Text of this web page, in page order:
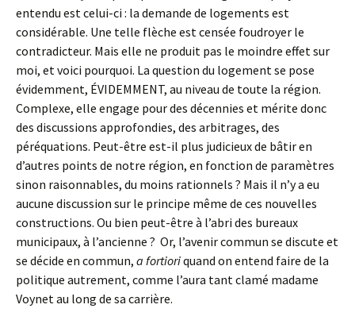
entendu est celui-ci : la demande de logements est
considérable. Une telle flèche est censée foudroyer le
contradicteur. Mais elle ne produit pas le moindre effet sur
moi, et voici pourquoi. La question du logement se pose
évidemment, ÉVIDEMMENT, au niveau de toute la région.
Complexe, elle engage pour des décennies et mérite donc
des discussions approfondies, des arbitrages, des
péréquations. Peut-être est-il plus judicieux de bâtir en
d’autres points de notre région, en fonction de paramètres
sinon raisonnables, du moins rationnels ? Mais il n’y a eu
aucune discussion sur le principe même de ces nouvelles
constructions. Ou bien peut-être à l’abri des bureaux
municipaux, à l’ancienne ? Or, l’avenir commun se discute et
se décide en commun, a fortioriquand on entend faire de la
politique autrement, comme l’aura tant clamé madame
Voynet au long de sa carrière.